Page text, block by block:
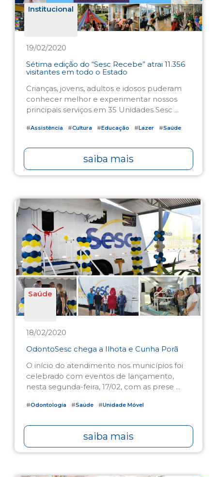
Institucional
19/02/2020
Sétima edição do “Sesc Recebe” atrai 11.356
visitantes em todo o Estado
Crianças, jovens, adultos e idosos puderam
conhecer melhor e experimentar nossos
principais serviços em 35 Unidades Sesc ...
#Assistência #Cultura #Educação #Lazer #Saúde
saiba mais
Saúde
18/02/2020
OdontoSesc chega a Ilhota e Cunha Porã
O início do atendimento nos municípios foi
celebrado com eventos de lançamento,
nesta segunda-feira, 17/02, com as prese ...
#Odontologia #Saúde #Unidade Móvel
saiba mais